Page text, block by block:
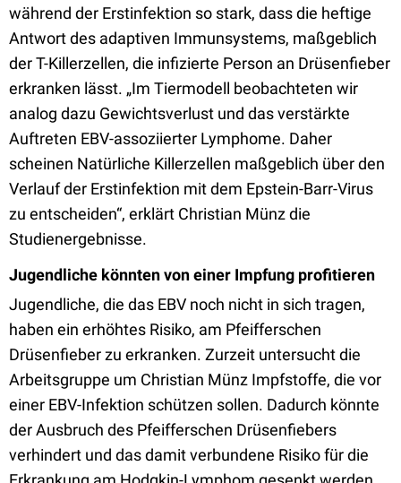
während der Erstinfektion so stark, dass die heftige
Antwort des adaptiven Immunsystems, maßgeblich
der T-Killerzellen, die infizierte Person an Drüsenfieber
erkranken lässt. „Im Tiermodell beobachteten wir
analog dazu Gewichtsverlust und das verstärkte
Auftreten EBV-assoziierter Lymphome. Daher
scheinen Natürliche Killerzellen maßgeblich über den
Verlauf der Erstinfektion mit dem Epstein-Barr-Virus
zu entscheiden“, erklärt Christian Münz die
Studienergebnisse.
Jugendliche könnten von einer Impfung profitieren
Jugendliche, die das EBV noch nicht in sich tragen,
haben ein erhöhtes Risiko, am Pfeifferschen
Drüsenfieber zu erkranken. Zurzeit untersucht die
Arbeitsgruppe um Christian Münz Impfstoffe, die vor
einer EBV-Infektion schützen sollen. Dadurch könnte
der Ausbruch des Pfeifferschen Drüsenfiebers
verhindert und das damit verbundene Risiko für die